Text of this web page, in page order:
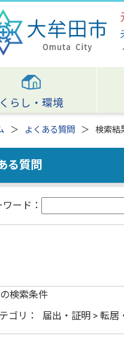
くらし・環境
よくある質問 検索結
る質問
ワード：
検索条件
ゴリ：
届出・証明 > 転居